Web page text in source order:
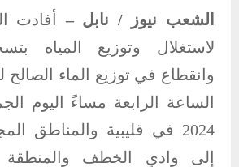
الشعب نيوز / نابل –
أفادت
لاستغلال وتوزيع المياه
وانقطاع في توزيع الماء
2024 في قليبية والمناطق
إلى وادي الخطف والمنطقة